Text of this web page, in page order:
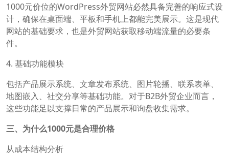
1000元价位的WordPress外贸网站必然具备完善的响应式设
计，确保在桌面端、平板和手机上都能完美展示。这是现代
网站的基础要求，也是外贸网站获取移动端流量的必要条
件。
4. 基础功能模块
包括产品展示系统、文章发布系统、图片轮播、联系表单、
地图嵌入、社交分享等基础功能。对于B2B外贸企业而言，
这些功能足以支撑日常的产品展示和询盘收集需求。
三、为什么1000元是合理价格
从成本结构分析